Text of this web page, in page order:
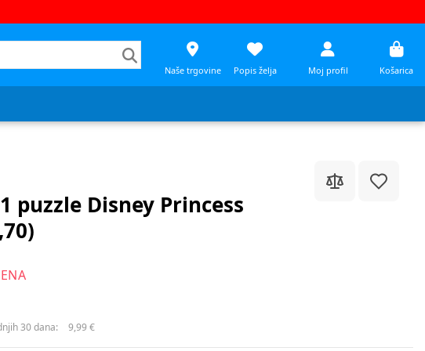
Naše trgovine Popis želja Moj profil Košarica
puzzle Disney Princess
30 dana: 9,99 €